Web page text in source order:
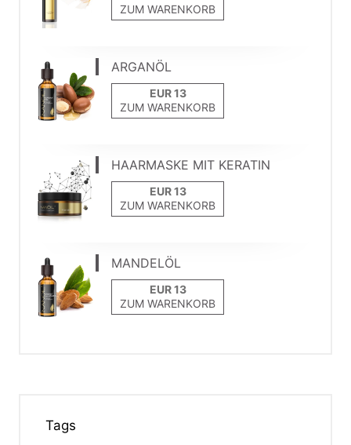
ZUM WARENKORB
ARGANÖL
ZUM WARENKORB
HAARMASKE MIT KERATIN
ZUM WARENKORB
MANDELÖL
ZUM WARENKORB
Tags